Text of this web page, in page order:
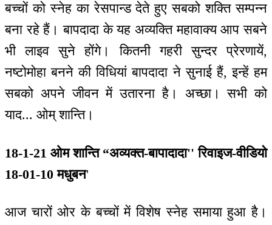
बच्चों को स्नेह का रेसपान्ड देते हुए सबको शक्ति सम्पन्न
बना रहे हैं। बापदादा के यह अव्यक्ति महावाक्य आप सबने
भी लाइव सुने होंगे। कितनी गहरी सुन्दर प्रेरणायें,
नष्टोमोहा बनने की विधियां बापदादा ने सुनाई हैं, इन्हें हम
सबको अपने जीवन में उतारना है। अच्छा। सभी को
याद... ओम् शान्ति।
18-1-21 ओम शान्ति “अव्यक्त-बापादादा'' रिवाइज-वीडियो
18-01-10 मधुबन'
आज चारों ओर के बच्चों में विशेष स्नेह समाया हुआ है।